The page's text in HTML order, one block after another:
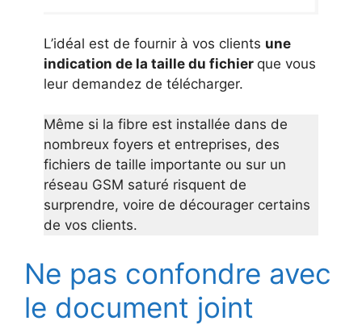
L’idéal est de fournir à vos clients une
indication de la taille du fichier que vous
leur demandez de télécharger.
Même si la fibre est installée dans de
nombreux foyers et entreprises, des
fichiers de taille importante ou sur un
réseau GSM saturé risquent de
surprendre, voire de décourager certains
de vos clients.
Ne pas confondre avec
le document joint